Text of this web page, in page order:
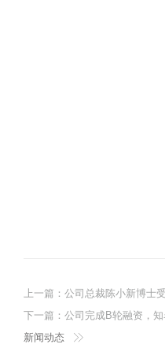
上一篇： 公司总裁陈小新博士受邀
下一篇： 公司完成B轮融资，
新闻动态